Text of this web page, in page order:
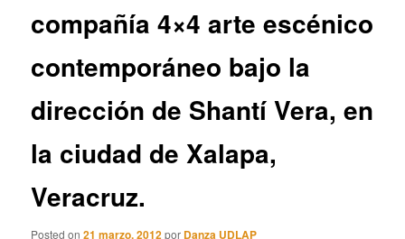
compañía 4×4 arte escénico
contemporáneo bajo la
dirección de Shantí Vera, en
la ciudad de Xalapa,
Veracruz.
Posted on21 marzo, 2012por Danza UDLAP